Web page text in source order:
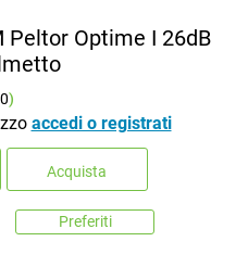
Optime I 26dB
0)
accedi o registrati
Acquista
Preferiti